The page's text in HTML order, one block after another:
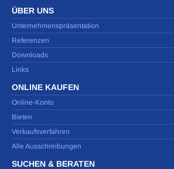
ÜBER UNS
Unternehmenspräsentation
Referenzen
Downloads
Links
ONLINE KAUFEN
Online-Konto
Bieten
Verkaufsverfahren
Alle Ausschreibungen
SUCHEN & BERATEN